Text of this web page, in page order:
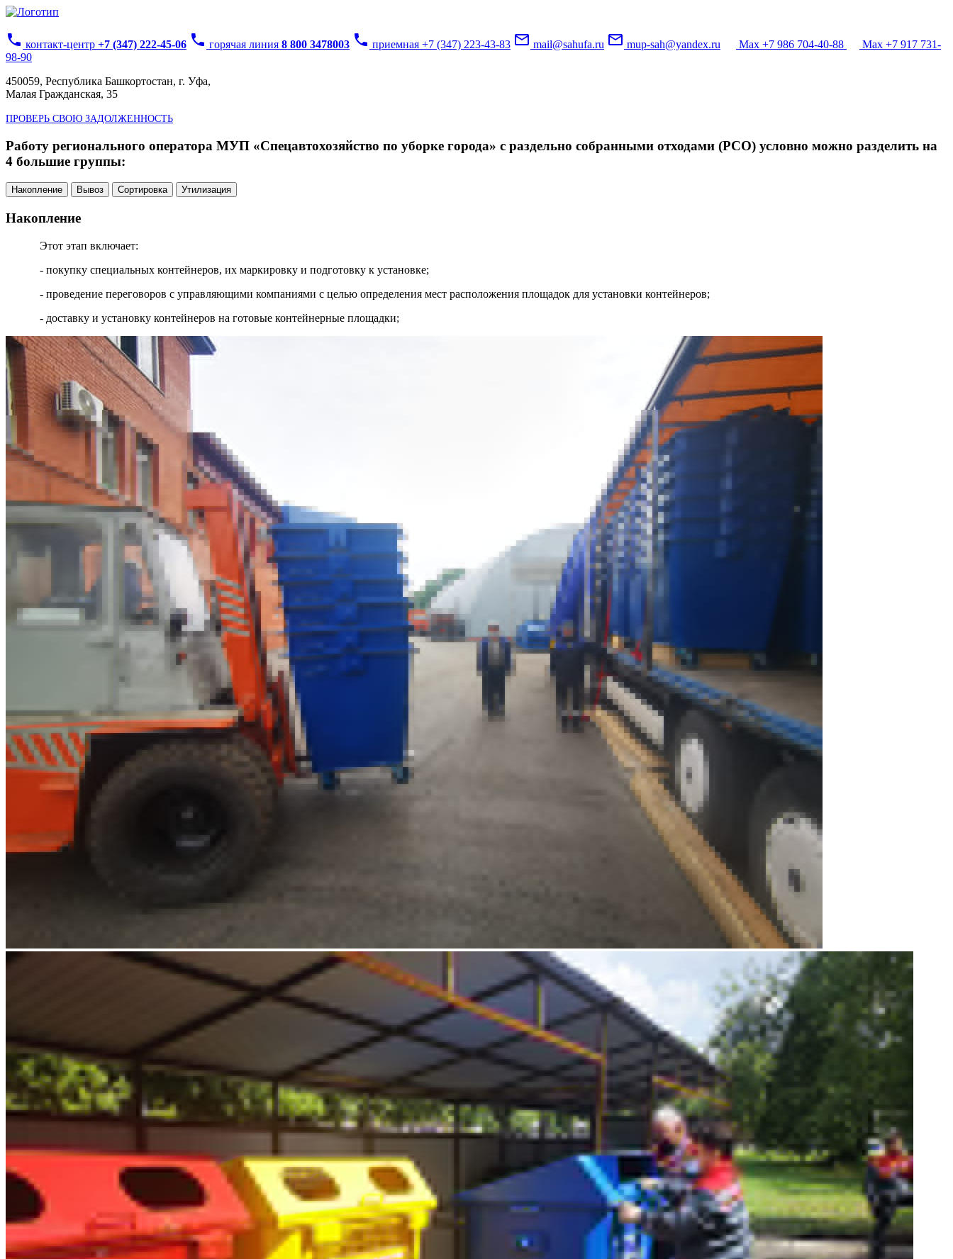
phone контакт-центр +7 (347) 222-45-06 phone горячая линия 8 800 3478003 phone приемная +7 (347) 223-43-83 mail_outline mail@sahufa.ru mail_outline mup-sah@yandex.ru Max +7 986 704-40-88
Max +7 917 731-
98-90
450059, Республика Башкортостан, г. Уфа,
Малая Гражданская, 35
ПРОВЕРЬ СВОЮ ЗАДОЛЖЕННОСТЬ
Работу регионального оператора МУП «Спецавтохозяйство по уборке города» с раздельно собранными отходами (РСО) условно можно разделить на
4 большие группы:
Накопление Вывоз Сортировка Утилизация
Накопление
Этот этап включает:
- покупку специальных контейнеров, их маркировку и подготовку к установке;
- проведение переговоров с управляющими компаниями с целью определения мест расположения площадок для установки контейнеров;
- доставку и установку контейнеров на готовые контейнерные площадки;